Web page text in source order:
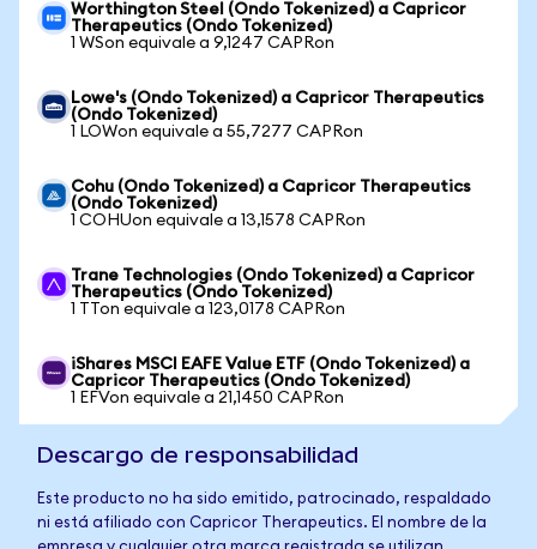
Worthington Steel (Ondo Tokenized) a Capricor
Therapeutics (Ondo Tokenized)
1 WSon equivale a 9,1247 CAPRon
Lowe's (Ondo Tokenized) a Capricor Therapeutics
(Ondo Tokenized)
1 LOWon equivale a 55,7277 CAPRon
Cohu (Ondo Tokenized) a Capricor Therapeutics
(Ondo Tokenized)
1 COHUon equivale a 13,1578 CAPRon
Trane Technologies (Ondo Tokenized) a Capricor
Therapeutics (Ondo Tokenized)
1 TTon equivale a 123,0178 CAPRon
iShares MSCI EAFE Value ETF (Ondo Tokenized) a
Capricor Therapeutics (Ondo Tokenized)
1 EFVon equivale a 21,1450 CAPRon
Descargo de responsabilidad
Este producto no ha sido emitido, patrocinado, respaldado
ni está afiliado con Capricor Therapeutics. El nombre de la